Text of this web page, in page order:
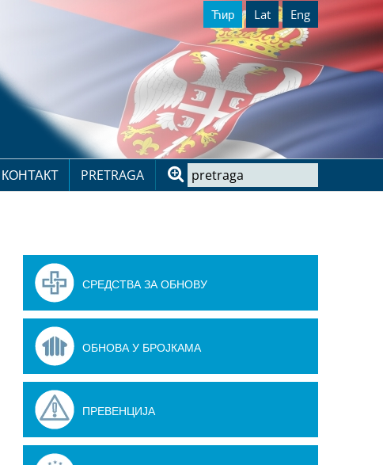
Ћир Lat Eng
КОНТАКТ PRETRAGA
СРЕДСТВА ЗА ОБНОВУ
ОБНОВА У БРОЈКАМА
ПРЕВЕНЦИЈА